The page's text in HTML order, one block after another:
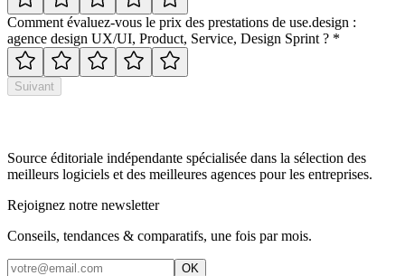
Comment évaluez-vous le prix des prestations de use.design :
agence design UX/UI, Product, Service, Design Sprint ? *
Suivant
Source éditoriale indépendante spécialisée dans la sélection des
meilleurs logiciels et des meilleures agences pour les entreprises.
Rejoignez notre newsletter
Conseils, tendances & comparatifs, une fois par mois.
OK